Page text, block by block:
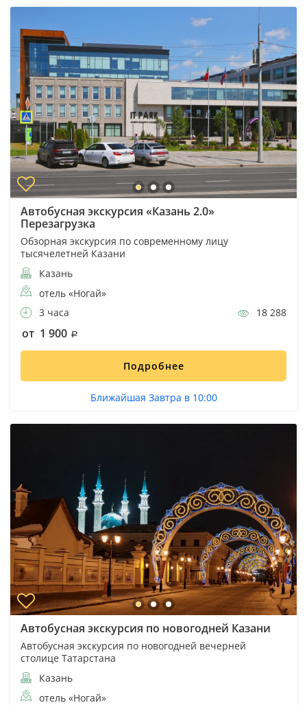
Автобусная экскурсия «Казань 2.0»
Перезагрузка
Обзорная экскурсия по современному лицу
тысячелетней Казани
Казань
отель «Ногай»
3 часа
18 288
от 1 900
Подробнее
Ближайшая Завтра в 10:00
Автобусная экскурсия по новогодней Казани
Автобусная экскурсия по новогодней вечерней
столице Татарстана
Казань
отель «Ногай»